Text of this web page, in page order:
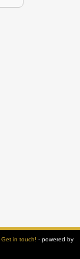
Get in touch! - powered by